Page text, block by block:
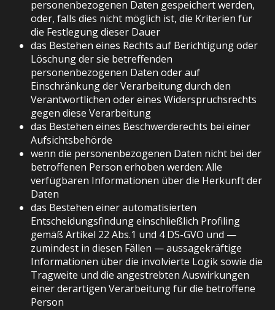
personenbezogenen Daten gespeichert werden,
oder, falls dies nicht möglich ist, die Kriterien für
die Festlegung dieser Dauer
das Bestehen eines Rechts auf Berichtigung oder
Löschung der sie betreffenden
personenbezogenen Daten oder auf
Einschränkung der Verarbeitung durch den
Verantwortlichen oder eines Widerspruchsrechts
gegen diese Verarbeitung
das Bestehen eines Beschwerderechts bei einer
Aufsichtsbehörde
wenn die personenbezogenen Daten nicht bei der
betroffenen Person erhoben werden: Alle
verfügbaren Informationen über die Herkunft der
Daten
das Bestehen einer automatisierten
Entscheidungsfindung einschließlich Profiling
gemäß Artikel 22 Abs.1 und 4 DS-GVO und —
zumindest in diesen Fällen — aussagekräftige
Informationen über die involvierte Logik sowie die
Tragweite und die angestrebten Auswirkungen
einer derartigen Verarbeitung für die betroffene
Person